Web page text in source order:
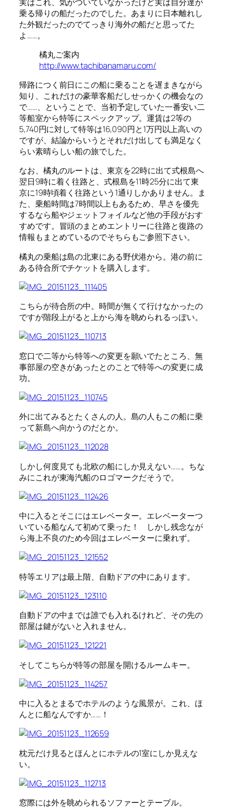
乗る帰りの船だったのでした。あまりに日本離れし
た外観だったのでてっきり海外の船だと思ってた
よ……。
橘丸ご案内
http://www.tachibanamaru.com/
帰路につく前日にこの船に乗ることを遅まきながら
知り、これだけの豪華客船だしせっかくの機会なの
で……、ということで、当初予定していた一番安い二
等船室から特等にスペックアップ。運賃は2等の
5,740円に対して特等は16,090円と1万円以上高いの
ですが、結論からいうとそれだけ出しても満足なく
らい素晴らしい船の旅でした。
なお、橘丸のルートは、東京を22時に出て式根島へ
翌日9時に着く往路と、式根島を11時25分に出て東
京に19時頃着く往路という1通りしかありません。ま
た、乗船時間は7時間以上もあるため、早さを優先
するなら船やジェットフォイルなど他の手段がおす
すめです。冒頭のまとめエントリーに往路と復路の
情報もまとめているのでそちらもご参照下さい。
橘丸の乗船は島の北東にある野伏港から。港の前に
ある待合所でチケットを購入します。
こちらが待合所の中。時間が無くて行けなかったの
ですが階段上がると上から海を眺められるっぽい。
窓口で二等から特等への変更を願いでたところ、無
事部屋の空きがあったとのことで特等への変更に成
功。
外に出てみるとたくさんの人。島の人もこの船に乗
って新島へ向かうのだとか。
しかし何度見ても北欧の船にしか見えない……。ちな
みにこれが東海汽船のロゴマークだそうで。
中に入るとそこにはエレベーター。エレベーターつ
いている船なんて初めて乗った！ しかし残念なが
ら海上不良のため今回はエレベーターに乗れず。
特等エリアは最上階、自動ドアの中にあります。
自動ドアの中までは誰でも入れるけれど、その先の
部屋は鍵がないと入れません。
そしてこちらが特等の部屋を開けるルームキー。
中に入るとまるでホテルのような風景が。これ、ほ
んとに船なんですか……！
枕元だけ見るとほんとにホテルの1室にしか見えな
い。
窓際には外を眺められるソファーとテーブル。